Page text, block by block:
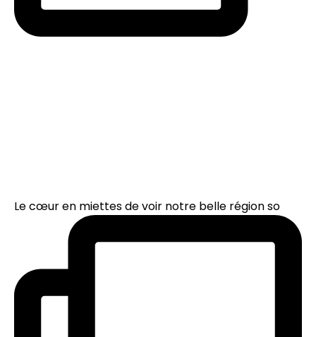
Le cœur en miettes de voir notre belle région so